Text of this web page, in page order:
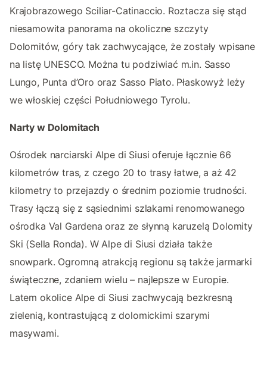
Krajobrazowego Sciliar-Catinaccio. Roztacza się stąd
niesamowita panorama na okoliczne szczyty
Dolomitów, góry tak zachwycające, że zostały wpisane
na listę UNESCO. Można tu podziwiać m.in. Sasso
Lungo, Punta d’Oro oraz Sasso Piato. Płaskowyż leży
we włoskiej części Południowego Tyrolu.
Narty w Dolomitach
Ośrodek narciarski Alpe di Siusi oferuje łącznie 66
kilometrów tras, z czego 20 to trasy łatwe, a aż 42
kilometry to przejazdy o średnim poziomie trudności.
Trasy łączą się z sąsiednimi szlakami renomowanego
ośrodka Val Gardena oraz ze słynną karuzelą Dolomity
Ski (Sella Ronda). W Alpe di Siusi działa także
snowpark. Ogromną atrakcją regionu są także jarmarki
świąteczne, zdaniem wielu – najlepsze w Europie.
Latem okolice Alpe di Siusi zachwycają bezkresną
zielenią, kontrastującą z dolomickimi szarymi
masywami.